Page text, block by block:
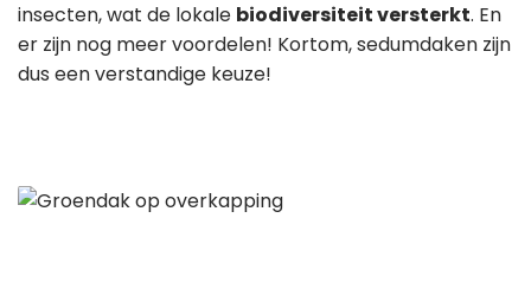
insecten, wat de lokale biodiversiteit versterkt. En
er zijn nog meer voordelen! Kortom, sedumdaken zijn
dus een verstandige keuze!